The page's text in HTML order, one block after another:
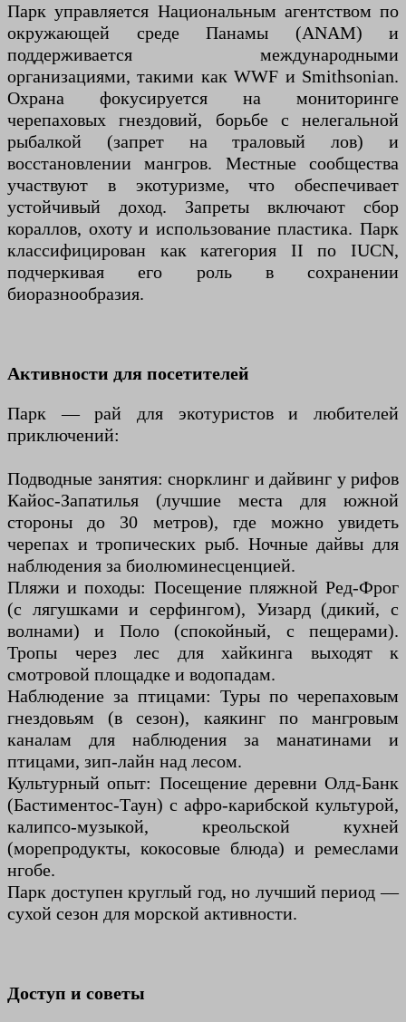
Парк управляется Национальным агентством по
окружающей среде Панамы (ANAM) и
поддерживается международными
организациями, такими как WWF и Smithsonian.
Охрана фокусируется на мониторинге
черепаховых гнездовий, борьбе с нелегальной
рыбалкой (запрет на траловый лов) и
восстановлении мангров. Местные сообщества
участвуют в экотуризме, что обеспечивает
устойчивый доход. Запреты включают сбор
кораллов, охоту и использование пластика. Парк
классифицирован как категория II по IUCN,
подчеркивая его роль в сохранении
биоразнообразия.
Активности для посетителей
Парк — рай для экотуристов и любителей
приключений:
Подводные занятия: снорклинг и дайвинг у рифов
Кайос-Запатилья (лучшие места для южной
стороны до 30 метров), где можно увидеть
черепах и тропических рыб. Ночные дайвы для
наблюдения за биолюминесценцией.
Пляжи и походы: Посещение пляжной Ред-Фрог
(с лягушками и серфингом), Уизард (дикий, с
волнами) и Поло (спокойный, с пещерами).
Тропы через лес для хайкинга выходят к
смотровой площадке и водопадам.
Наблюдение за птицами: Туры по черепаховым
гнездовьям (в сезон), каякинг по мангровым
каналам для наблюдения за манатинами и
птицами, зип-лайн над лесом.
Культурный опыт: Посещение деревни Олд-Банк
(Бастиментос-Таун) с афро-карибской культурой,
калипсо-музыкой, креольской кухней
(морепродукты, кокосовые блюда) и ремеслами
нгобе.
Парк доступен круглый год, но лучший период —
сухой сезон для морской активности.
Доступ и советы